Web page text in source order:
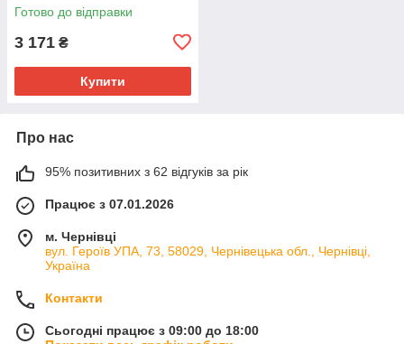
Готово до відправки
3 171 ₴
Купити
Про нас
95% позитивних з 62 відгуків за рік
Працює з 07.01.2026
м. Чернівці
вул. Героїв УПА, 73, 58029, Чернівецька обл., Чернівці,
Україна
Контакти
Сьогодні працює з 09:00 до 18:00